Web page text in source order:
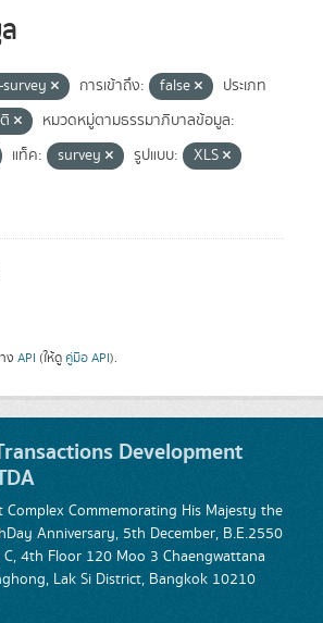
การเข้าถึง: false
ประเภท
หมวดหมู่ตามธรรมาภิบาลข้อมูล:
แท็ค: survey รูปแบบ:
XLS
ง API (ให้ดู คู่มือ API).
Development
Complex Commemorating His Majesty the
Anniversary, 5th December, B.E.2550
4th Floor 120 Moo 3 Chaengwattana
Lak Si District, Bangkok 10210